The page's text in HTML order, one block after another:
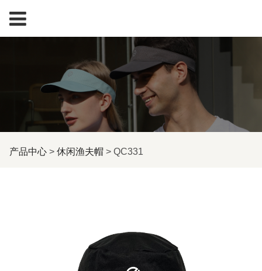
QC331
产品中心> 休闲渔夫帽> QC331